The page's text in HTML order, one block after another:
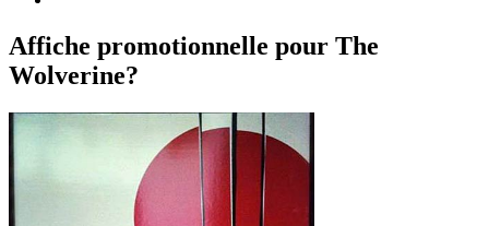
Affiche promotionnelle pour The
Wolverine?